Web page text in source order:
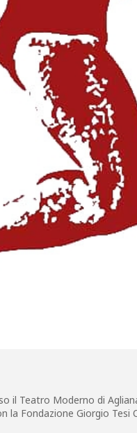
il Teatro Moderno di
Fondazione Giorgio Tesi